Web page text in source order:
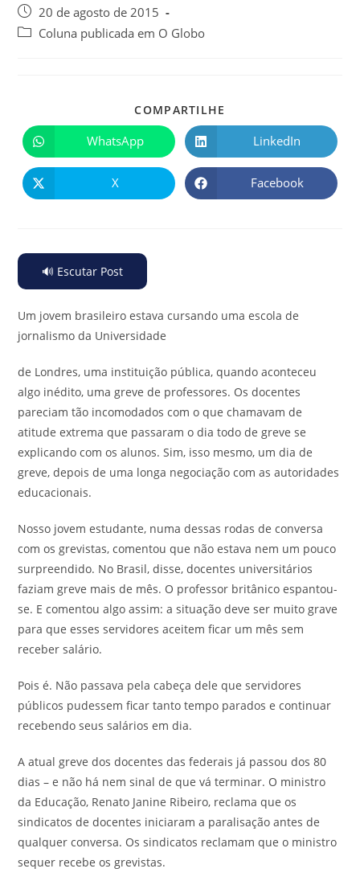
20 de agosto de 2015
Coluna publicada em O Globo
COMPARTILHE
WhatsApp LinkedIn
X Facebook
🔊 Escutar Post
Um jovem brasileiro estava cursando uma escola de
jornalismo da Universidade
de Londres, uma instituição pública, quando aconteceu
algo inédito, uma greve de professores. Os docentes
pareciam tão incomodados com o que chamavam de
atitude extrema que passaram o dia todo de greve se
explicando com os alunos. Sim, isso mesmo, um dia de
greve, depois de uma longa negociação com as autoridades
educacionais.
Nosso jovem estudante, numa dessas rodas de conversa
com os grevistas, comentou que não estava nem um pouco
surpreendido. No Brasil, disse, docentes universitários
faziam greve mais de mês. O professor britânico espantou-
se. E comentou algo assim: a situação deve ser muito grave
para que esses servidores aceitem ficar um mês sem
receber salário.
Pois é. Não passava pela cabeça dele que servidores
públicos pudessem ficar tanto tempo parados e continuar
recebendo seus salários em dia.
A atual greve dos docentes das federais já passou dos 80
dias – e não há nem sinal de que vá terminar. O ministro
da Educação, Renato Janine Ribeiro, reclama que os
sindicatos de docentes iniciaram a paralisação antes de
qualquer conversa. Os sindicatos reclamam que o ministro
sequer recebe os grevistas.